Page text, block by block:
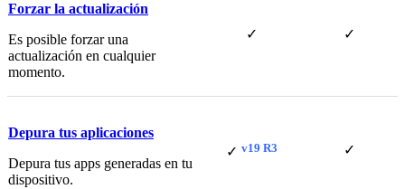
Forzar la actualización
Es posible forzar una
actualización en cualquier
momento.
✓ ✓
Depura tus aplicaciones
Depura tus apps generadas en tu
dispositivo.
✓ v19 R3 ✓